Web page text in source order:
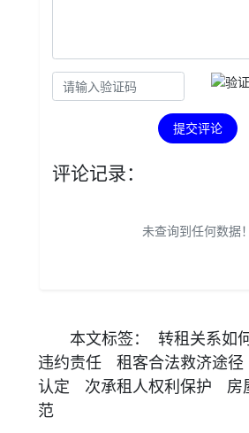
提交评论
评论记录：
未查询到任何数据！
本文标签： 转租关系如
违约责任
租客合法救济途径
认定
次承租人权利保护
房
范